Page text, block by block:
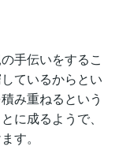
手伝いをするこ
ているからとい
み重ねるという
に成るようで、
す。